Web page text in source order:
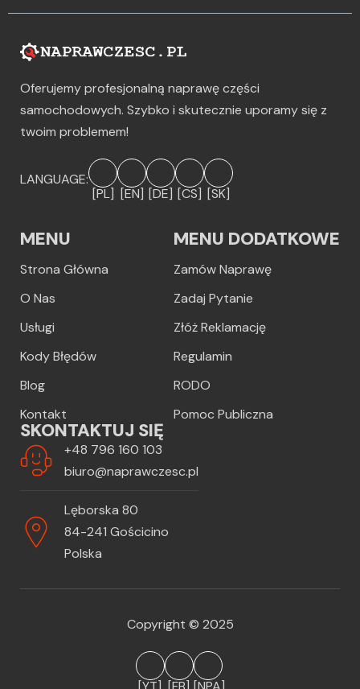
Oferujemy profesjonalną naprawę części
samochodowych. Szybko i skutecznie uporamy się z
twoim problemem!
LANGUAGE:
[PL] [EN] [DE] [CS] [SK]
MENU
Strona Główna
O Nas
Usługi
Kody Błędów
Blog
Kontakt
MENU DODATKOWE
Zamów Naprawę
Zadaj Pytanie
Złóż Reklamację
Regulamin
RODO
Pomoc Publiczna
SKONTAKTUJ SIĘ
+48 796 160 103
biuro@naprawczesc.pl
Lęborska 80
84-241 Gościcino
Polska
Copyright © 2025